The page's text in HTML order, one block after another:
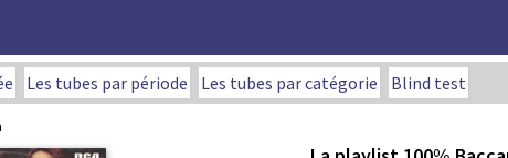
Les tubes par période Les tubes par catégorie Blind test